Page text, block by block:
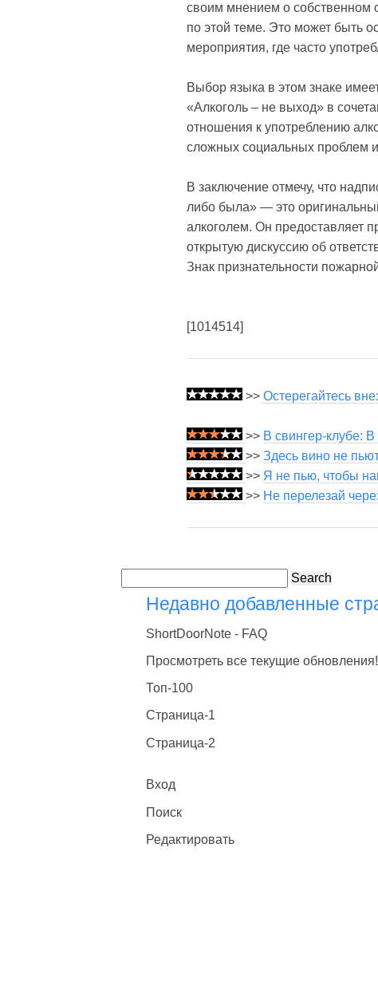
своим мнением о собственном
по этой теме. Это может быть
мероприятия, где часто
Выбор языка в этом знаке
«Алкоголь – не выход» в
отношения к употреблению
сложных социальных проблем
В заключение отмечу, что
либо была» — это
алкоголем. Он предоставляет
открытую дискуссию об
Знак признательности
[1014514]
>> Остерегайтесь
>> В свингер-клубе:
>> Здесь вино не
>> Я не пью, чтобы
>> Не перелезай
Search
Недавно добавленные
ShortDoorNote - FAQ
Просмотреть все текущие обновления!
Топ-100
Страница-1
Страница-2
Вход
Поиск
Редактировать